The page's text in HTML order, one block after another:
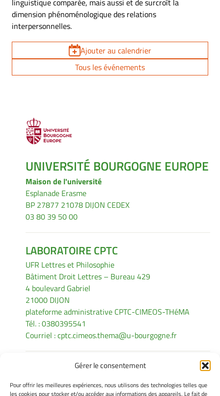
Gérer le consentement
Pour offrir les meilleures expériences, nous utilisons des technologies telles que
les cookies pour stocker et/ou accéder aux informations des appareils. Le fait de
linguistique comparée, mais aussi et de surcroît la
dimension phénoménologique des relations
interpersonnelles.
Ajouter au calendrier
Tous les événements
UNIVERSITÉ BOURGOGNE EUROPE
Maison de l'université
Esplanade Erasme
BP 27877 21078 DIJON CEDEX
03 80 39 50 00
LABORATOIRE CPTC
UFR Lettres et Philosophie
Bâtiment Droit Lettres – Bureau 429
4 boulevard Gabriel
21000 DIJON
plateforme administrative CPTC-CIMEOS-THéMA
Tél. : 0380395541
Courriel :cptc.cimeos.thema@u-bourgogne.fr
INFORMATIONS LÉGALES
Mentions légales